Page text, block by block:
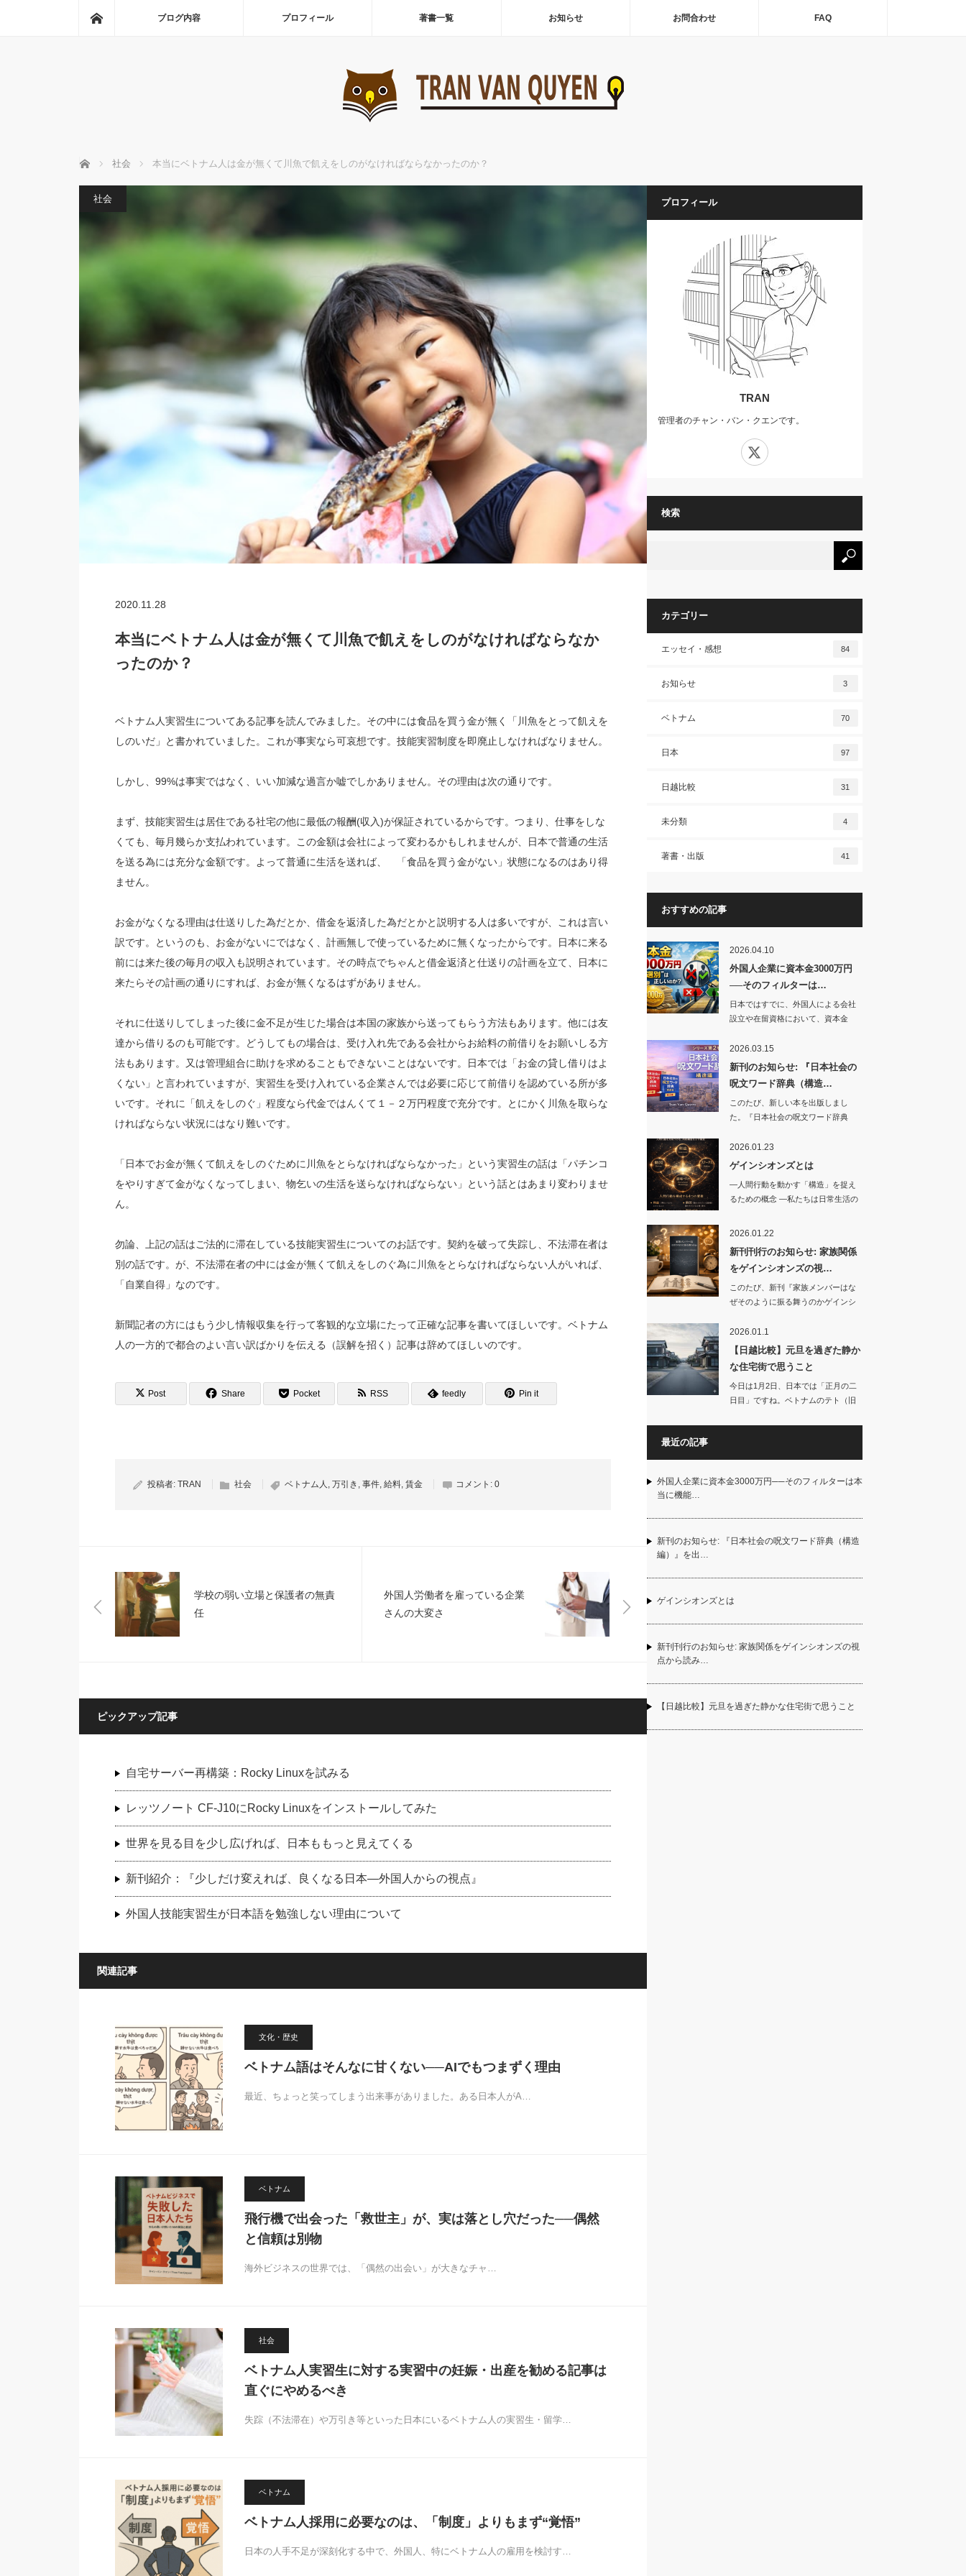
ブログ内容 プロフィール 著書一覧 お知らせ お問合わせ FAQ
ホーム 社会 本当にベトナム人は金が無くて川魚で飢えをしのがなければならなかったのか？
社会
2020.11.28
本当にベトナム人は金が無くて川魚で飢えをしのがなければならなか
ったのか？
ベトナム人実習生についてある記事を読んでみました。その中には食品を買う金が無く「川魚をとって飢えを
しのいだ」と書かれていました。これが事実なら可哀想です。技能実習制度を即廃止しなければなりません。
しかし、99%は事実ではなく、いい加減な過言か嘘でしかありません。その理由は次の通りです。
まず、技能実習生は居住である社宅の他に最低の報酬(収入)が保証されているからです。つまり、仕事をしな
くても、毎月幾らか支払われています。この金額は会社によって変わるかもしれませんが、日本で普通の生活
を送る為には充分な金額です。よって普通に生活を送れば、 「食品を買う金がない」状態になるのはあり得
ません。
お金がなくなる理由は仕送りした為だとか、借金を返済した為だとかと説明する人は多いですが、これは言い
訳です。というのも、お金がないにではなく、計画無しで使っているために無くなったからです。日本に来る
前には来た後の毎月の収入も説明されています。その時点でちゃんと借金返済と仕送りの計画を立て、日本に
来たらその計画の通りにすれば、お金が無くなるはずがありません。
それに仕送りしてしまった後に金不足が生じた場合は本国の家族から送ってもらう方法もあります。他には友
達から借りるのも可能です。どうしてもの場合は、受け入れ先である会社からお給料の前借りをお願いしる方
法もあります。又は管理組合に助けを求めることもできないことはないです。日本では「お金の貸し借りはよ
くない」と言われていますが、実習生を受け入れている企業さんでは必要に応じて前借りを認めている所が多
いです。それに「飢えをしのぐ」程度なら代金ではんくて１－２万円程度で充分です。とにかく川魚を取らな
ければならない状況にはなり難いです。
「日本でお金が無くて飢えをしのぐために川魚をとらなければならなかった」という実習生の話は「パチンコ
をやりすぎて金がなくなってしまい、物乞いの生活を送らなければならない」という話とはあまり変わりませ
ん。
勿論、上記の話はご法的に滞在している技能実習生についてのお話です。契約を破って失踪し、不法滞在者は
別の話です。が、不法滞在者の中には金が無くて飢えをしのぐ為に川魚をとらなければならない人がいれば、
「自業自得」なのです。
新聞記者の方にはもう少し情報収集を行って客観的な立場にたって正確な記事を書いてほしいです。ベトナム
人の一方的で都合のよい言い訳ばかりを伝える（誤解を招く）記事は辞めてほしいのです。
Post Share Pocket RSS feedly Pin it
投稿者: TRAN 社会 ベトナム人 , 万引き , 事件, 給料, 賃金 コメント: 0
学校の弱い立場と保護者の無責
任
外国人労働者を雇っている企業
さんの大変さ
ピックアップ記事
自宅サーバー再構築：Rocky Linuxを試みる
レッツノート CF-J10にRocky Linuxをインストールしてみた
世界を見る目を少し広げれば、日本ももっと見えてくる
新刊紹介：『少しだけ変えれば、良くなる日本―外国人からの視点』
外国人技能実習生が日本語を勉強しない理由について
関連記事
文化・歴史
ベトナム語はそんなに甘くない──AIでもつまずく理由
最近、ちょっと笑ってしまう出来事がありました。ある日本人がA…
ベトナム
飛行機で出会った「救世主」が、実は落とし穴だった──偶然
と信頼は別物
海外ビジネスの世界では、「偶然の出会い」が大きなチャ…
社会
ベトナム人実習生に対する実習中の妊娠・出産を勧める記事は
直ぐにやめるべき
失踪（不法滞在）や万引き等といった日本にいるベトナム人の実習生・留学…
ベトナム
ベトナム人採用に必要なのは、「制度」よりもまず“覚悟”
日本の人手不足が深刻化する中で、外国人、特にベトナム人の雇用を検討す…
プロフィール
TRAN
管理者のチャン・バン・クエンです。
検索
カテゴリー
エッセイ・感想 84
お知らせ 3
ベトナム 70
日本 97
日越比較 31
未分類 4
著書・出版 41
おすすめの記事
2026.04.10
外国人企業に資本金3000万円
──そのフィルターは…
日本ではすでに、外国人による会社
設立や在留資格において、資本金
2026.03.15
新刊のお知らせ: 『日本社会の
呪文ワード辞典（構造…
このたび、新しい本を出版しまし
た。『日本社会の呪文ワード辞典
2026.01.23
ゲインシオンズとは
―人間行動を動かす「構造」を捉え
るための概念 ―私たちは日常生活の
2026.01.22
新刊刊行のお知らせ: 家族関係
をゲインシオンズの視…
このたび、新刊『家族メンバーはな
ぜそのように振る舞うのかゲインシ
2026.01.1
【日越比較】元旦を過ぎた静か
な住宅街で思うこと
今日は1月2日、日本では「正月の二
日目」ですね。ベトナムのテト（旧
最近の記事
外国人企業に資本金3000万円──そのフィルターは本
当に機能…
新刊のお知らせ: 『日本社会の呪文ワード辞典（構造
編）』を出…
ゲインシオンズとは
新刊刊行のお知らせ: 家族関係をゲインシオンズの視
点から読み…
【日越比較】元旦を過ぎた静かな住宅街で思うこと